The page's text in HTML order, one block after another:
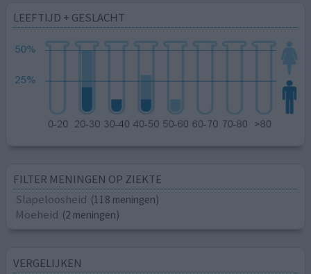
LEEFTIJD + GESLACHT
FILTER MENINGEN OP ZIEKTE
Slapeloosheid (118 meningen)
Moeheid (2 meningen)
VERGELIJKEN